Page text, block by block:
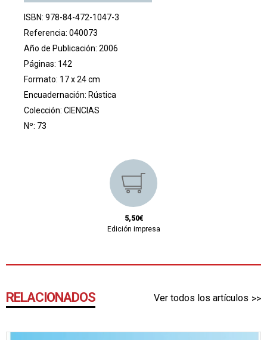
ISBN: 978-84-472-1047-3
Referencia: 040073
Año de Publicación: 2006
Páginas: 142
Formato: 17 x 24 cm
Encuadernación: Rústica
Colección: CIENCIAS
Nº: 73
5,50€
Edición impresa
RELACIONADOS Ver todos los artículos